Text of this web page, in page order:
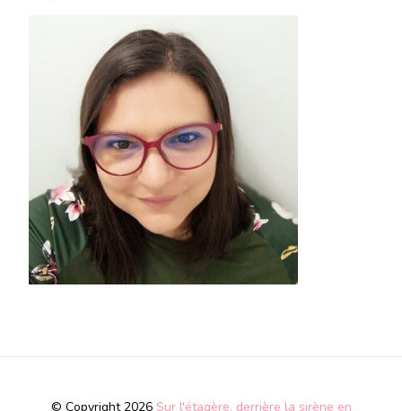
© Copyright 2026 Sur l'étagère, derrière la sirène en